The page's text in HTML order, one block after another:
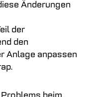
Änderungen
der
den
Anlage anpassen